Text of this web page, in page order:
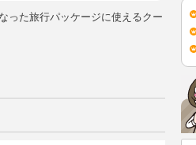
24:00 ￥200 20分24:00-
日)7:00-24:00 30分400円(全
実際の料金が異なる場合がご
った旅行パッケージに使えるクー